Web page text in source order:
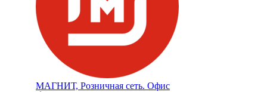
МАГНИТ, Розничная сеть. Офис